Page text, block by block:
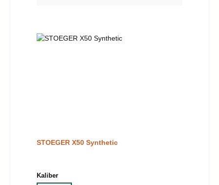
STOEGER X50 Synthetic
Kaliberauswählen